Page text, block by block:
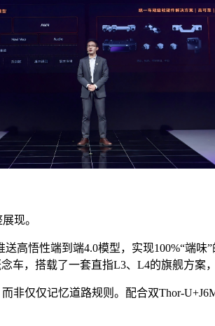
现。
高悟性端到端4.0模型，实现100%“端
，搭载了一套直指L3、L4的旗舰方案
非仅仅记忆道路规则。配合双Thor-